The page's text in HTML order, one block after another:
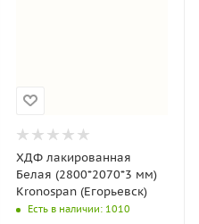
ХДФ лакированная
Белая (2800*2070*3 мм)
Kronospan (Егорьевск)
Есть в наличии: 1010